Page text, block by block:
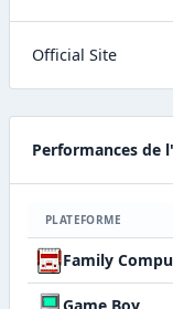
Official Site
Performances de
PLATEFORME
Family